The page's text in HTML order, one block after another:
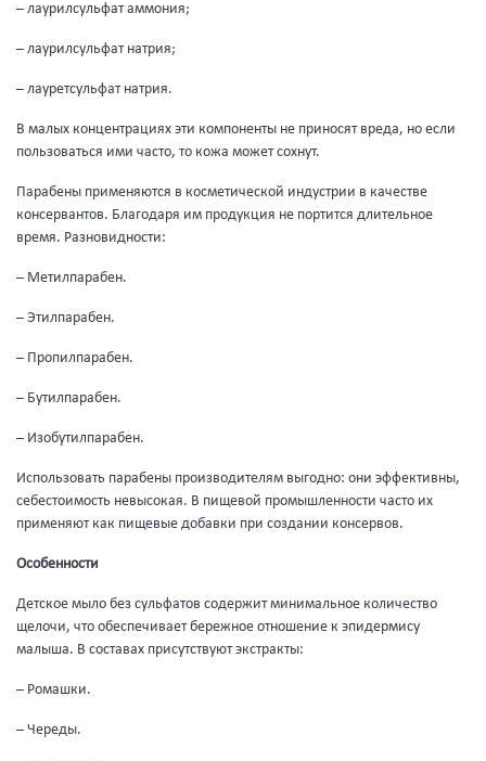
– лаурилсульфат аммония;
– лаурилсульфат натрия;
– лауретсульфат натрия.
В малых концентрациях эти компоненты не приносят вреда, но если
пользоваться ими часто, то кожа может сохнут.
Парабены применяются в косметической индустрии в качестве
консервантов. Благодаря им продукция не портится длительное
время. Разновидности:
– Метилпарабен.
– Этилпарабен.
– Пропилпарабен.
– Бутилпарабен.
– Изобутилпарабен.
Использовать парабены производителям выгодно: они эффективны,
себестоимость невысокая. В пищевой промышленности часто их
применяют как пищевые добавки при создании консервов.
Особенности
Детское мыло без сульфатов содержит минимальное количество
щелочи, что обеспечивает бережное отношение к эпидермису
малыша. В составах присутствуют экстракты:
– Ромашки.
– Череды.